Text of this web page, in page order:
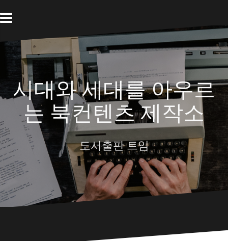
to
content
시대와 세대를 아우르
는 북컨텐츠 제작소
도서출판 트임